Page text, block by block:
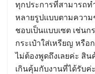
ทุกประการที่สามารถท
หลายรูปแบบตามควา
ชอบเป็นแบบเซต เช่นก
กระเป๋าใส่เหรียญ หรือ
ไม่ต้องพูดถึงเลยค่ะ สิน
เกินคุ้มกับงานที่ได้รับค่